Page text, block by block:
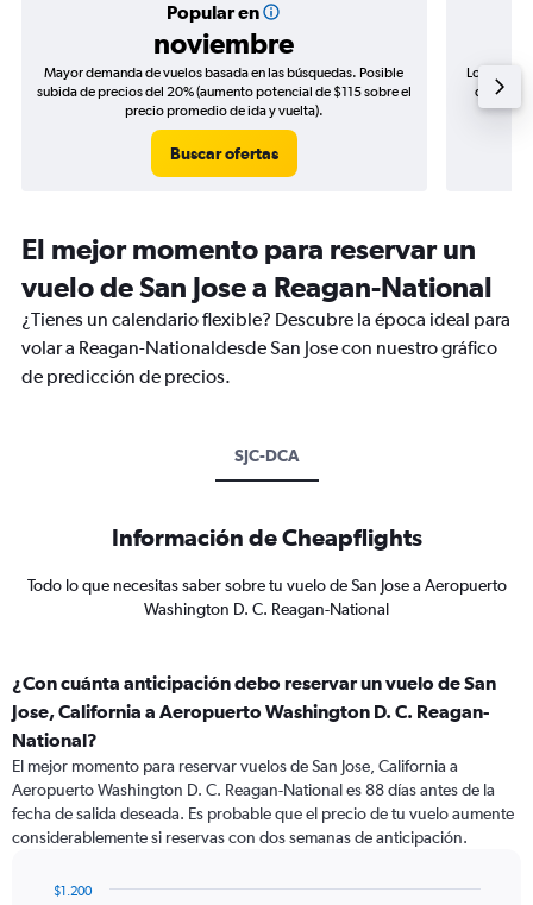
Popular en
noviembre
Mayor demanda de vuelos basada en las búsquedas. Posible
subida de precios del 20% (aumento potencial de $115 sobre el
precio promedio de ida y vuelta).
Buscar ofertas
Los
de
El mejor momento para reservar un
vuelo de San Jose a Reagan-National
¿Tienes un calendario flexible? Descubre la época ideal para
volar a Reagan-Nationaldesde San Jose con nuestro gráfico
de predicción de precios.
SJC-DCA
Información de Cheapflights
Todo lo que necesitas saber sobre tu vuelo de San Jose a Aeropuerto
Washington D. C. Reagan-National
¿Con cuánta anticipación debo reservar un vuelo de San
Jose, California a Aeropuerto Washington D. C. Reagan-
National?
El mejor momento para reservar vuelos de San Jose, California a
Aeropuerto Washington D. C. Reagan-National es 88 días antes de la
fecha de salida deseada. Es probable que el precio de tu vuelo aumente
considerablemente si reservas con dos semanas de anticipación.
$1.200